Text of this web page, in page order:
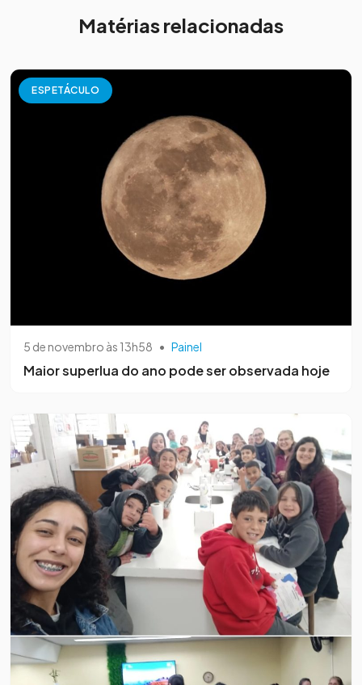
Matérias relacionadas
ESPETÁCULO
5 de novembro às 13h58 • Painel
Maior superlua do ano pode ser observada hoje